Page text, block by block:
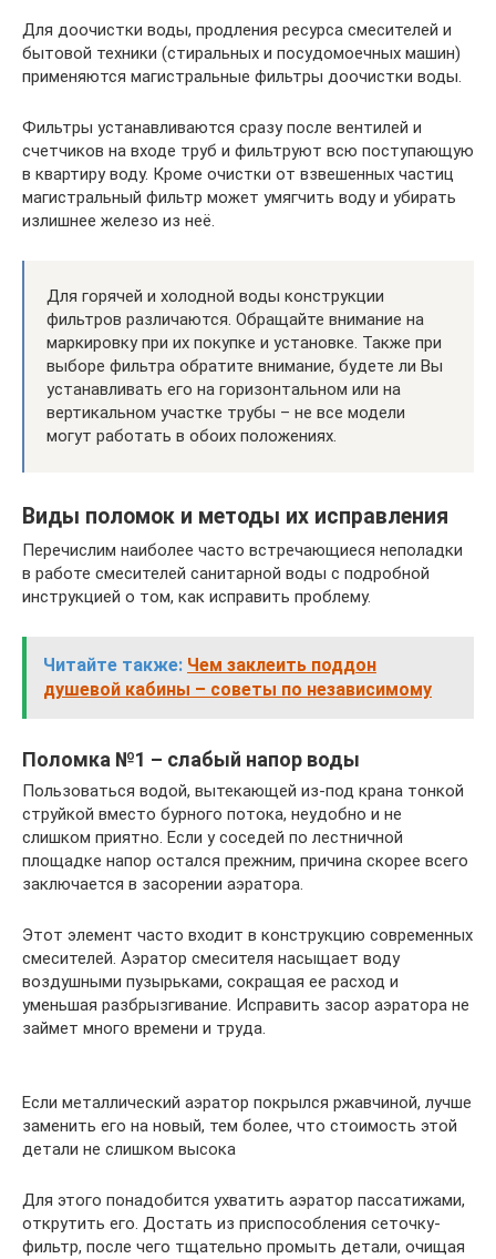
Для доочистки воды, продления ресурса смесителей и
бытовой техники (стиральных и посудомоечных машин)
применяются магистральные фильтры доочистки воды.
Фильтры устанавливаются сразу после вентилей и
счетчиков на входе труб и фильтруют всю поступающую
в квартиру воду. Кроме очистки от взвешенных частиц
магистральный фильтр может умягчить воду и убирать
излишнее железо из неё.
Для горячей и холодной воды конструкции
фильтров различаются. Обращайте внимание на
маркировку при их покупке и установке. Также при
выборе фильтра обратите внимание, будете ли Вы
устанавливать его на горизонтальном или на
вертикальном участке трубы – не все модели
могут работать в обоих положениях.
Виды поломок и методы их исправления
Перечислим наиболее часто встречающиеся неполадки
в работе смесителей санитарной воды с подробной
инструкцией о том, как исправить проблему.
Читайте также: Чем заклеить поддон
душевой кабины – советы по независимому
Поломка №1 – слабый напор воды
Пользоваться водой, вытекающей из-под крана тонкой
струйкой вместо бурного потока, неудобно и не
слишком приятно. Если у соседей по лестничной
площадке напор остался прежним, причина скорее всего
заключается в засорении аэратора.
Этот элемент часто входит в конструкцию современных
смесителей. Аэратор смесителя насыщает воду
воздушными пузырьками, сокращая ее расход и
уменьшая разбрызгивание. Исправить засор аэратора не
займет много времени и труда.
Если металлический аэратор покрылся ржавчиной, лучше
заменить его на новый, тем более, что стоимость этой
детали не слишком высока
Для этого понадобится ухватить аэратор пассатижами,
открутить его. Достать из приспособления сеточку-
фильтр, после чего тщательно промыть детали, очищая